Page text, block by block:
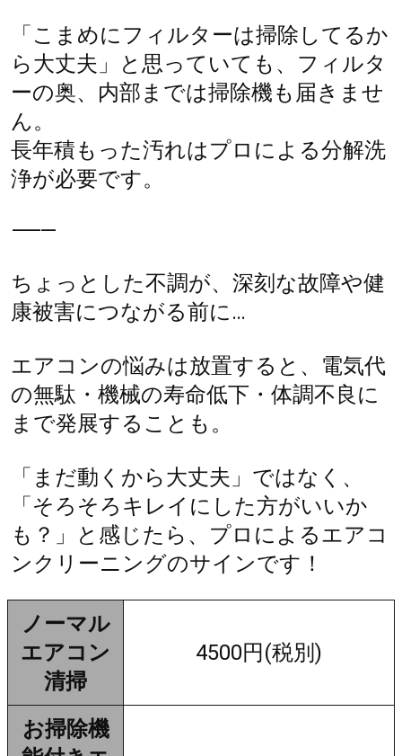
「こまめにフィルターは掃除してるか
ら大丈夫」と思っていても、フィルタ
ーの奥、内部までは掃除機も届きませ
ん。
長年積もった汚れはプロによる分解洗
浄が必要です。
⸻
ちょっとした不調が、深刻な故障や健
康被害につながる前に…
エアコンの悩みは放置すると、電気代
の無駄・機械の寿命低下・体調不良に
まで発展することも。
「まだ動くから大丈夫」ではなく、
「そろそろキレイにした方がいいか
も？」と感じたら、プロによるエアコ
ンクリーニングのサインです！
ノーマル
エアコン
清掃
4500円(税別)
お掃除機